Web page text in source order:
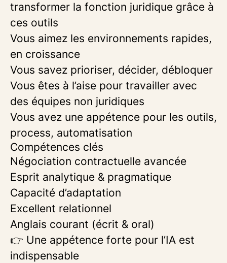
transformer la fonction juridique grâce à
ces outils
Vous aimez les environnements rapides,
en croissance
Vous savez prioriser, décider, débloquer
Vous êtes à l’aise pour travailler avec
des équipes non juridiques
Vous avez une appétence pour les outils,
process, automatisation
Compétences clés
Négociation contractuelle avancée
Esprit analytique & pragmatique
Capacité d’adaptation
Excellent relationnel
Anglais courant (écrit & oral)
👉 Une appétence forte pour l’IA est
indispensable